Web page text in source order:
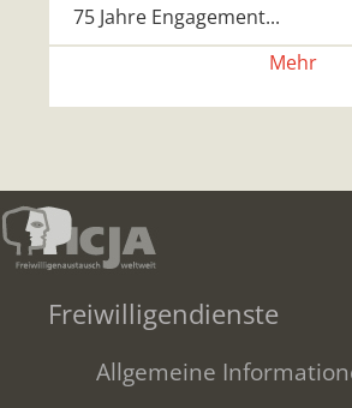
75 Jahre Engagement...
Mehr
Freiwilligendienste
Allgemeine